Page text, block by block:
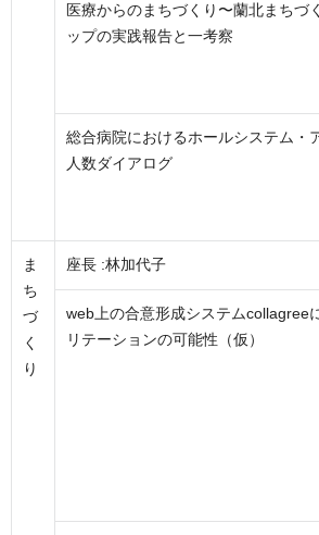
医療からのまちづくり〜蘭北まちづ
ップの実践報告と一考察
総合病院におけるホールシステム・
人数ダイアログ
ま
ち
づ
く
り
座長 :林加代子
web上の合意形成システムcollagree
リテーションの可能性（仮）